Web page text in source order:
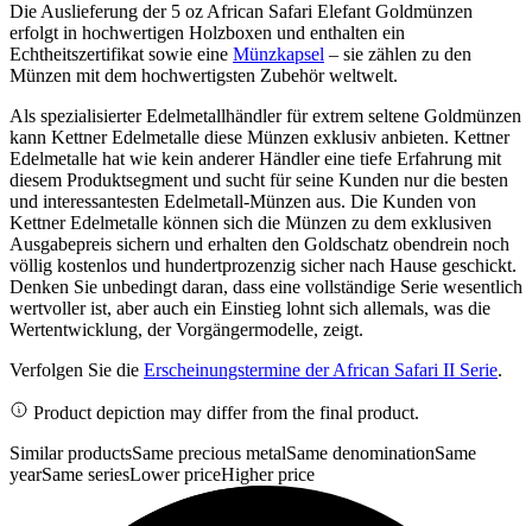
Die Auslieferung der 5 oz African Safari Elefant Goldmünzen
erfolgt in hochwertigen Holzboxen und enthalten ein
Echtheitszertifikat sowie eine Münzkapsel – sie zählen zu den
Münzen mit dem hochwertigsten Zubehör weltwelt.
Als spezialisierter Edelmetallhändler für extrem seltene Goldmünzen
kann Kettner Edelmetalle diese Münzen exklusiv anbieten. Kettner
Edelmetalle hat wie kein anderer Händler eine tiefe Erfahrung mit
diesem Produktsegment und sucht für seine Kunden nur die besten
und interessantesten Edelmetall-Münzen aus. Die Kunden von
Kettner Edelmetalle können sich die Münzen zu dem exklusiven
Ausgabepreis sichern und erhalten den Goldschatz obendrein noch
völlig kostenlos und hundertprozenzig sicher nach Hause geschickt.
Denken Sie unbedingt daran, dass eine vollständige Serie wesentlich
wertvoller ist, aber auch ein Einstieg lohnt sich allemals, was die
Wertentwicklung, der Vorgängermodelle, zeigt.
Verfolgen Sie die Erscheinungstermine der African Safari II Serie.
Product depiction may differ from the final product.
Similar productsSame precious metalSame denominationSame
yearSame seriesLower priceHigher price